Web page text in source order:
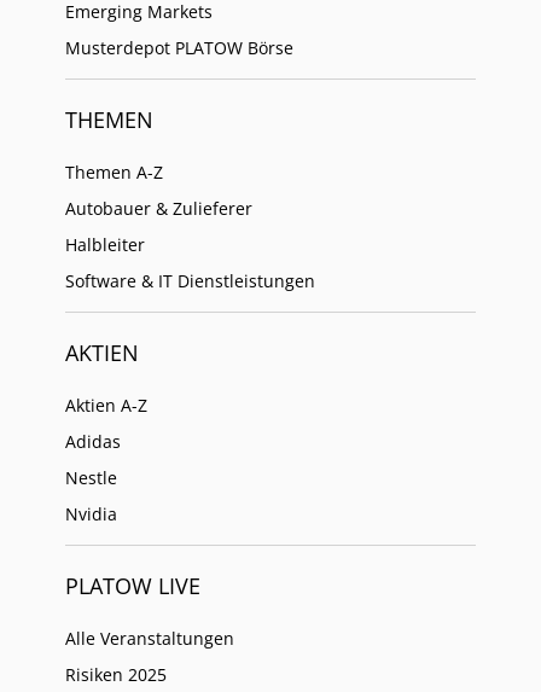
Emerging Markets
Musterdepot PLATOW Börse
THEMEN
Themen A-Z
Autobauer & Zulieferer
Halbleiter
Software & IT Dienstleistungen
AKTIEN
Aktien A-Z
Adidas
Nestle
Nvidia
PLATOW LIVE
Alle Veranstaltungen
Risiken 2025